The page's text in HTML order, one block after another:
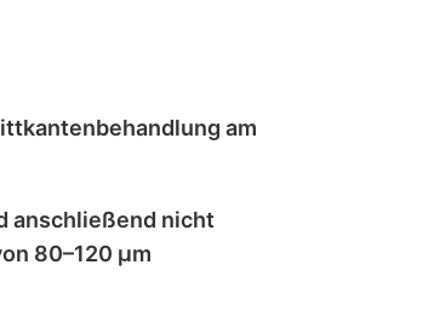
am
anschließend nicht
80–120 μm